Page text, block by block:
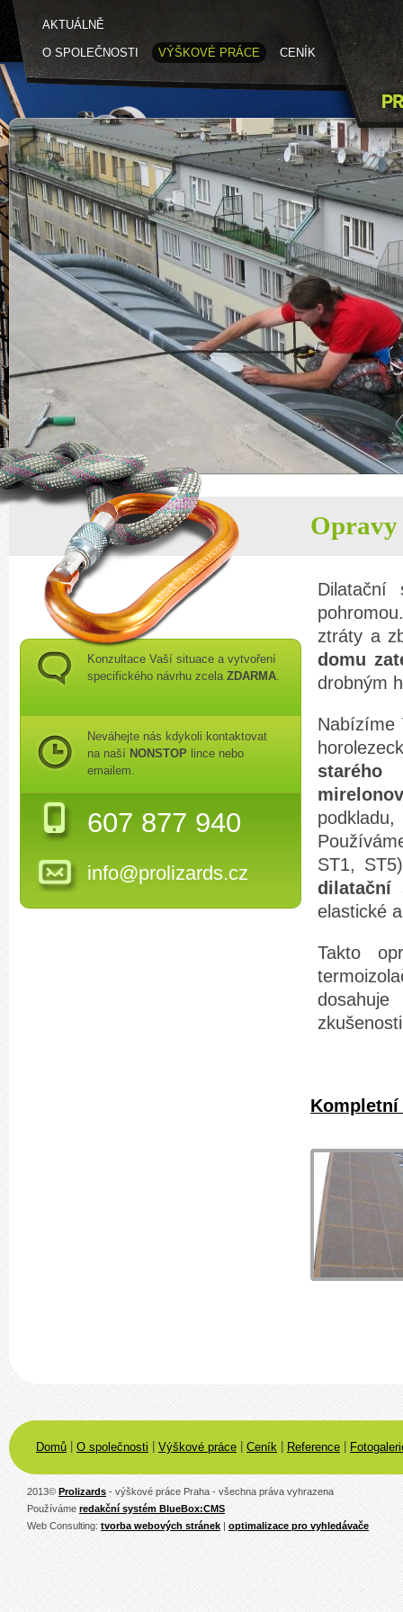
AKTUÁLNĚ
O SPOLEČNOSTI VÝŠKOVÉ PRÁCE CENÍK
Opravy
Dilatační
ztráty a
domu
drobným
Nabízíme
starého
ST1,
dilatační
elastické
Takto
Konzultace Vaší situace a vytvoření
specifického návrhu zcela ZDARMA.
Neváhejte nás kdykoli kontaktovat
na naší NONSTOP lince nebo
emailem.
607 877 940
info@prolizards.cz
Domů O společnosti Výškové práce Ceník Reference
2013©Prolizards - výškové práce Praha - všechna práva vyhrazena
Používámeredakční systém BlueBox:CMS
Web Consulting:tvorba webových stránek |optimalizace pro vyhledávače